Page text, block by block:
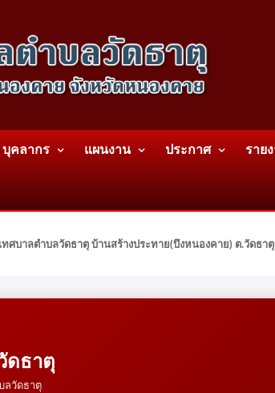
บุคลากร แผนงาน ประกาศ ราย
เทศบาลตำบลวัดธาตุ บ้านสร้างประทาย(บึงหนองคาย) ต.วัดธ
ดธาตุ
ลวัดธาตุ